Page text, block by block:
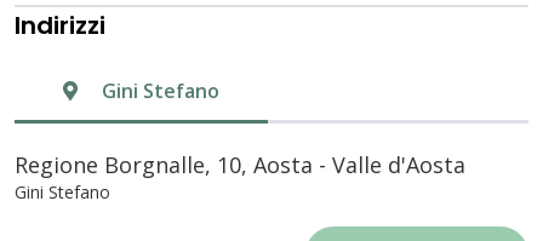
Indirizzi
Gini Stefano
Regione Borgnalle, 10, Aosta - Valle d'Aosta
Gini Stefano